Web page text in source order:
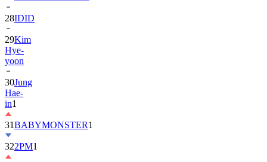
29Kim
Hye-
yoon
30Jung
Hae-
in1
31BABYMONSTER
322PM1
33ENHYPEN